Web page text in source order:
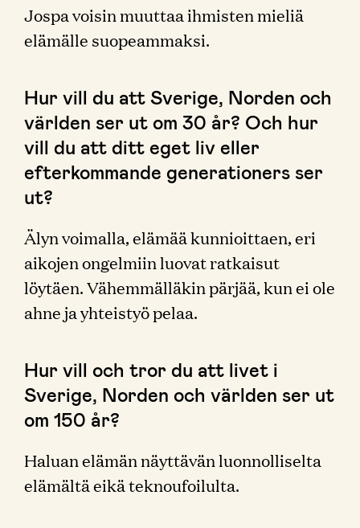
Jospa voisin muuttaa ihmisten mieliä
elämälle suopeammaksi.
Hur vill du att Sverige, Norden och
världen ser ut om 30 år? Och hur
vill du att ditt eget liv eller
efterkommande generationers ser
ut?
Älyn voimalla, elämää kunnioittaen, eri
aikojen ongelmiin luovat ratkaisut
löytäen. Vähemmälläkin pärjää, kun ei ole
ahne ja yhteistyö pelaa.
Hur vill och tror du att livet i
Sverige, Norden och världen ser ut
om 150 år?
Haluan elämän näyttävän luonnolliselta
elämältä eikä teknoufoilulta.